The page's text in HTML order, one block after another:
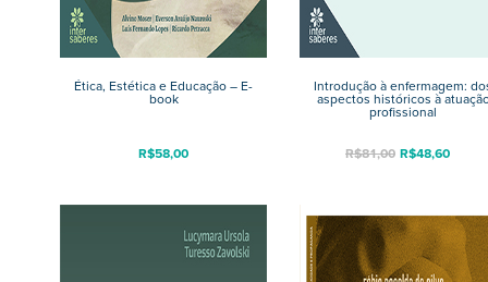
Introdução à enfermagem:
aspectos históricos à
profissional
R$81,00 R$48,60
Ética, Estética e Educação – E-
book
R$58,00